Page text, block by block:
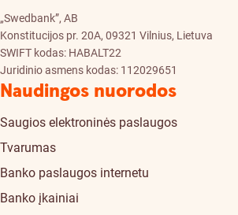
„Swedbank”, AB
Konstitucijos pr. 20A, 09321 Vilnius, Lietuva
SWIFT kodas: HABALT22
Juridinio asmens kodas: 112029651
Naudingos nuorodos
Saugios elektroninės paslaugos
Tvarumas
Banko paslaugos internetu
Banko įkainiai